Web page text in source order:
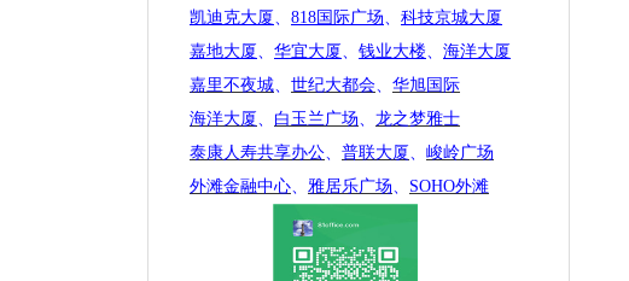
凯迪克大厦、 818国际广场、 科技京城大厦
嘉地大厦、 华宜大厦、 钱业大楼、 海洋大厦
嘉里不夜城、 世纪大都会、 华旭国际
海洋大厦、 白玉兰广场、 龙之梦雅士
泰康人寿共享办公、 普联大厦、 峻岭广场
外滩金融中心、 雅居乐广场、 SOHO外滩